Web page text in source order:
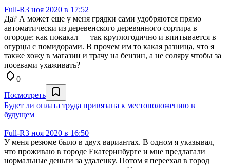
Full-R3 ноя 2020 в 17:52
Да? А может еще у меня грядки сами удобряются прямо
автоматически из деревенского деревянного сортира в
огороде: как покакал — так круглогодично и впитывается в
огурцы с помидорами. В прочем им то какая разница, что я
также хожу в магазин и трачу на бензин, а не соляру чтобы за
посевами ухаживать?
0
Посмотреть
Будет ли оплата труда привязана к местоположению в
будущем
Full-R3 ноя 2020 в 16:50
У меня резюме было в двух вариантах. В одном я указывал,
что проживаю в городе Екатеринбурге и мне предлагали
нормальные деньги за удаленку. Потом я переехал в город